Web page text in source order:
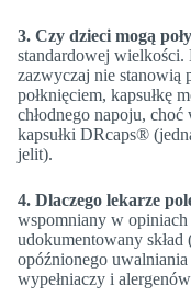
3. Czy dzieci mogą
standardowej
zazwyczaj nie stanowią
połknięciem, kapsułkę
chłodnego napoju,
kapsułki DRcaps®
jelit).
4. Dlaczego lekarze
wspomniany w
udokumentowany
opóźnionego
wypełniaczy i